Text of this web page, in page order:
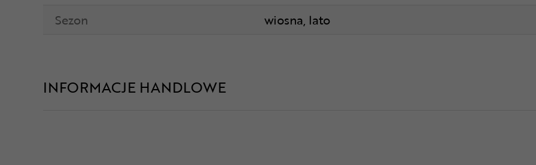
Sezon
wiosna, lato
INFORMACJE HANDLOWE